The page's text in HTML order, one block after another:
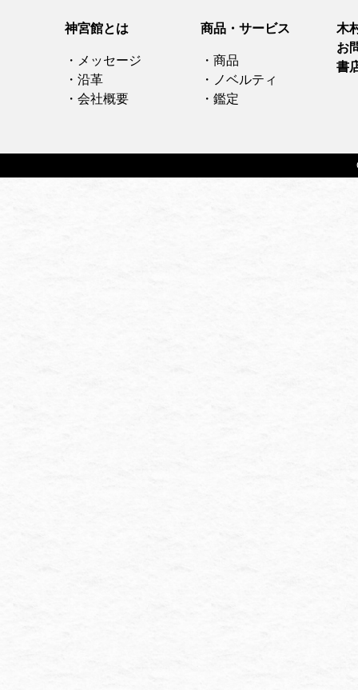
神宮館とは
・メッセージ
・沿革
・会社概要
商品・サービス
・商品
・ノベルティ
・鑑定
木
お
書